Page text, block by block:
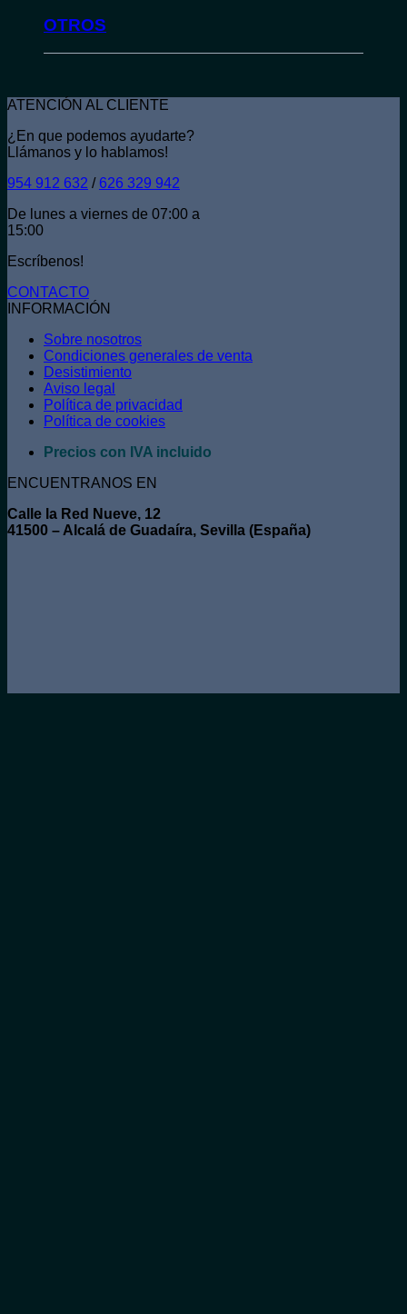
OTROS
ATENCIÓN AL CLIENTE
¿En que podemos ayudarte?
Llámanos y lo hablamos!
954 912 632 / 626 329 942
De lunes a viernes de 07:00 a
15:00
Escríbenos!
CONTACTO
INFORMACIÓN
Sobre nosotros
Condiciones generales de venta
Desistimiento
Aviso legal
Política de privacidad
Política de cookies
Precios con IVA incluido
ENCUENTRANOS EN
Calle la Red Nueve, 12
41500 – Alcalá de Guadaíra, Sevilla (España)